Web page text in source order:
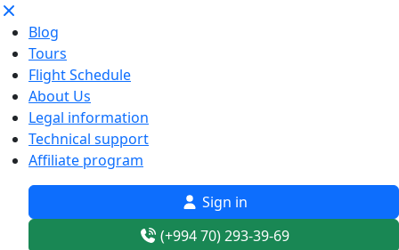
Blog
Tours
Flight Schedule
About Us
Legal information
Technical support
Affiliate program
Sign in
(+994 70) 293-39-69